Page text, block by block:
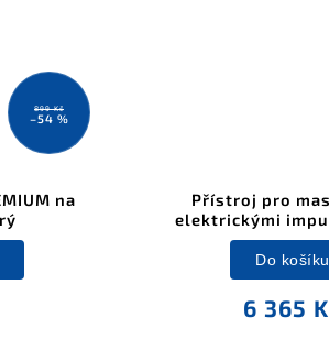
899 Kč
–54 %
na
Přístroj pro
elektrickými
6 365
Do košíku